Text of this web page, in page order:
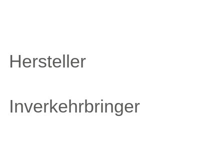
Hersteller
Inverkehrbringer